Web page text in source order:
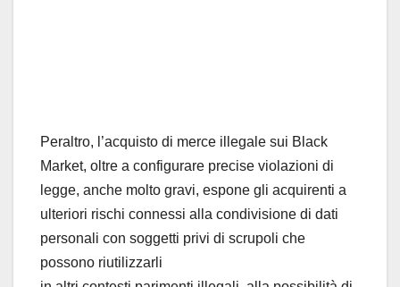
Peraltro, l’acquisto di merce illegale sui Black
Market, oltre a configurare precise violazioni di
legge, anche molto gravi, espone gli acquirenti a
ulteriori rischi connessi alla condivisione di dati
personali con soggetti privi di scrupoli che
possono riutilizzarli